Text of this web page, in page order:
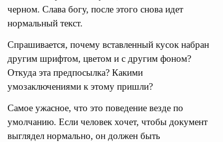
черном. Слава богу, после этого снова идет
нормальный текст.
Спрашивается, почему вставленный кусок набран
другим шрифтом, цветом и с другим фоном?
Откуда эта предпосылка? Какими
умозаключениями к этому пришли?
Самое ужасное, что это поведение везде по
умолчанию. Если человек хочет, чтобы документ
выглядел нормально, он должен быть